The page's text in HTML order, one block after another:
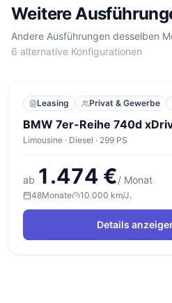
Weitere
Andere Ausführungen desselben
6 alternative Konfigurationen
Leasing Privat & Gewerbe
BMW 7er-Reihe 740d
Limousine · Diesel · 299 PS
ab 1.474 €/ Monat
48Monate 10.000 km/J.
Details